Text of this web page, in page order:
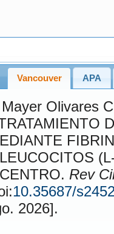
Vancouver APA
Mayer Olivares
Rev
10.35687/
2026].